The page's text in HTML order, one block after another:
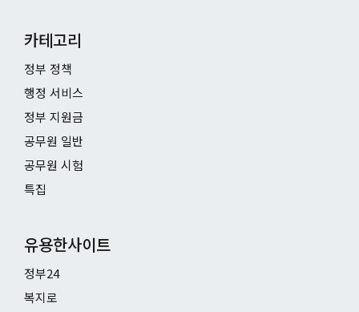
카테고리
정부 정책
행정 서비스
정부 지원금
공무원 일반
공무원 시험
특집
유용한사이트
정부24
복지로